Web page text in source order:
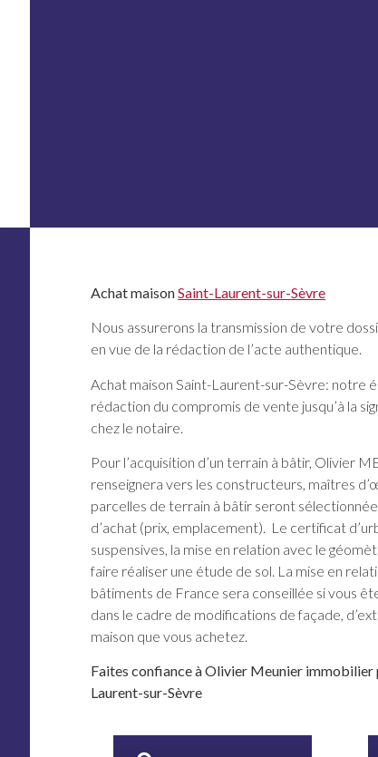
Achat maisonSaint-Laurent-sur-Sèvre
Nous assurerons la transmission de votre
en vue de la rédaction de l’acte authentique.
Achat maison Saint-Laurent-sur-Sèvre: notre
rédaction du compromis de vente jusqu’à la
chez le notaire.
Pour l’acquisition d’un terrain à bâtir, Olivier
renseignera vers les constructeurs, maîtres
parcelles de terrain à bâtir seront
d’achat (prix, emplacement). Le certificat
suspensives, la mise en relation avec le
faire réaliser une étude de sol. La mise en
bâtiments de France sera conseillée si vous
dans le cadre de modifications de façade,
maison que vous achetez.
Faites confiance à Olivier Meunier immobilier
Laurent-sur-Sèvre